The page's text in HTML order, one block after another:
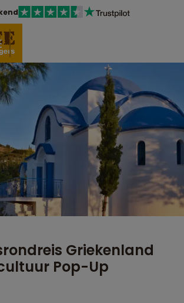
Griekenland
Pop-Up